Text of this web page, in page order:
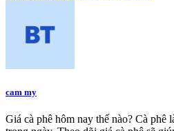
cam my
Giá cà phê hôm nay thế nào? Cà phê